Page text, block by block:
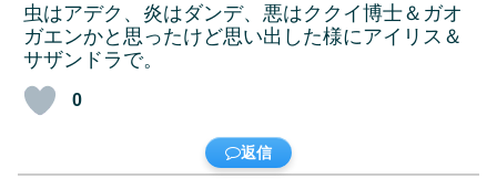
虫はアデク、炎はダンデ、悪はククイ博士＆ガオ
ガエンかと思ったけど思い出した様にアイリス＆
サザンドラで。
0
返信